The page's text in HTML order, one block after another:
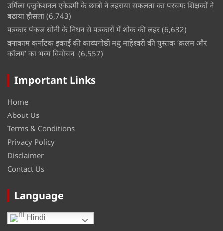
उर्मिला एजुकेशनल एकेडमी के छात्रों ने लहराया सफलता का परचमः शिक्षकों ने
बढाया हौसला (6,743)
पत्रकार पंकज सोनी के निधन से पत्रकारों में शोक की लहर (6,632)
वनाकाम कर्नाटक इकाई की काव्यगोष्ठी मधु माहेश्वरी की पुस्तक ‘क़लम और
कॉलम’ का भव्य विमोचन (6,557)
Important Links
Home
About Us
Terms & Conditions
Privacy Policy
Disclaimer
Contact Us
Language
Hindi